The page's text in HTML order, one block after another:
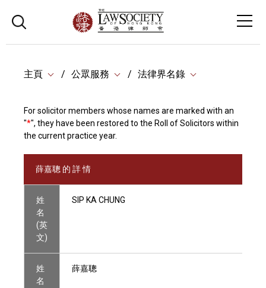
主頁 公眾服務 法律界名錄
For solicitor members whose names are marked with an
"*", they have been restored to the Roll of Solicitors within
the current practice year.
薛嘉聰 的 詳 情
姓
名
(英
文)
SIP KA CHUNG
姓
名
薛嘉聰